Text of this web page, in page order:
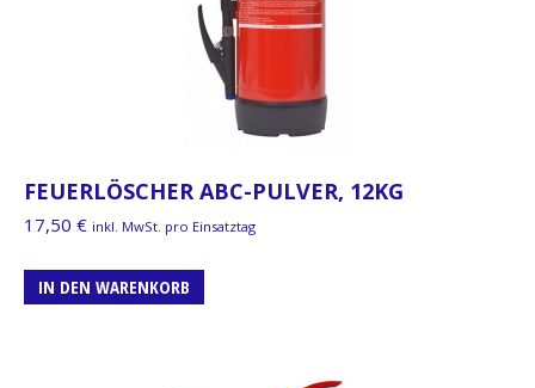
FEUERLÖSCHER ABC-PULVER, 12KG
17,50 € inkl. MwSt. pro Einsatztag
IN DEN WARENKORB